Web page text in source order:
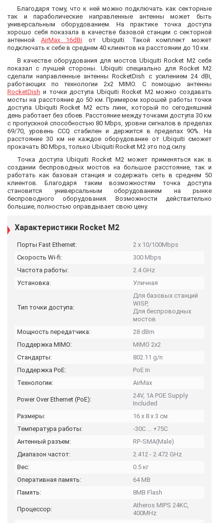
Благодаря тому, что к ней можно подключать как секторные
так и параболические направленные антенны может быть
универсальным оборудованием. На практике точка доступа
хорошо себя показала в качестве базовой станции с секторной
антенной AirMax 16dBi от Ubiquiti. Такой комплект может
подключать к себе в среднем 40 клиентов на расстоянии до 10 км.
В качестве оборудования для мостов Ubiquiti Rocket M2 себя
показал с лучшей стороны. Ubiquiti специально для Rocket M2
сделали направленные антенны RocketDish с усилением 24 dBi,
работающих по технологии 2х2 MIMO. С помощью антенны
RocketDish и точки доступа Ubiquiti Rocket M2 можно создавать
мосты на расстояние до 50 км. Примером хорошей работы точки
доступа Ubiquiti Rocket M2 есть линк, который по сегодняшний
день работает без сбоев. Расстояние между точками доступа 30 км
с пропускной способностью 80 Mbps, уровни сигналов в пределах
69/70, уровень CCQ стабилен и держится в пределах 90%. На
расстояние 30 км не каждое оборудование от Ubiquiti сможет
прокачать 80 Mbps, только Ubiquiti Rocket M2 это под силу.
Точка доступа Ubiquiti Rocket M2 может применяться как в
создании беспроводных мостов на большое расстояние, так и
работать как базовая станция и содержать сеть в среднем 50
клиентов. Благодаря таким возможностям точка доступа
становится универсальным оборудованием на рынке
беспроводного оборудования. Возможности действительно
большие, полностью оправдывает свою цену.
Характеристики Rocket M2
Порты Fast Ethernet:
2 x 10/100Mbps
Скорость Wi-fi:
300 Mbps
Частота работы:
2.4 GHz
Установка:
Уличная
Тип точки доступа:
Для базовых станций
WISP,
Для беспроводных
мостов
Мощность передатчика:
28 dBm
Поддержка MIMO:
MIMO 2x2
Стандарты:
802.11 g/n
Поддержка PoE:
PoE In
Технологии:
AirMax
Power Over Ethernet (PoE):
24V, 1A POE Supply
Included
Размеры:
16 x 8 x 3 см
Температура работы:
-30C ... +75C
Антенный разъем:
RP-SMA(Male)
Диапазон частот:
2.412 - 2.472 GHz
Вес:
0.5 кг
Оперативная память:
64 MB
Память:
8MB Flash
Процессор:
Atheros MIPS 24KC,
400MHz